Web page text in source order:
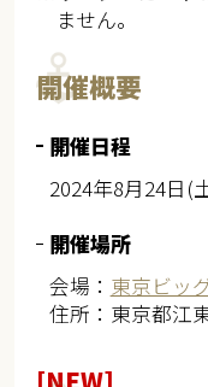
ません。
開催概要
開催日程
2024年8月24日(
開催場所
会場： 東京ビッ
住所：東京都江